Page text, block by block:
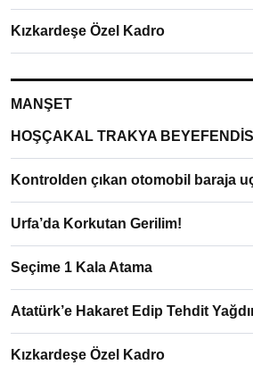
Kızkardeşe Özel Kadro
MANŞET
HOŞÇAKAL TRAKYA
Kontrolden çıkan otomobil baraja
Urfa’da Korkutan Gerilim!
Seçime 1 Kala Atama
Atatürk’e Hakaret Edip Tehdit
Kızkardeşe Özel Kadro